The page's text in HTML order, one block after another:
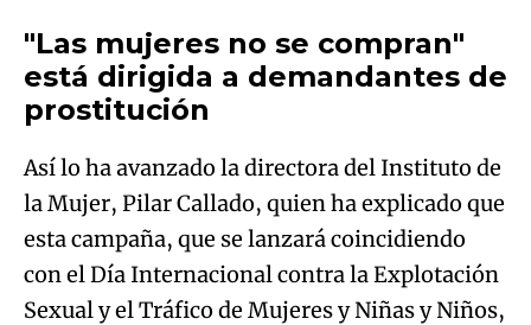
"Las mujeres no se compran"
está dirigida a demandantes de
prostitución
Así lo ha avanzado la directora del Instituto de
la Mujer, Pilar Callado, quien ha explicado que
esta campaña, que se lanzará coincidiendo
con el Día Internacional contra la Explotación
Sexual y el Tráfico de Mujeres y Niñas y Niños,